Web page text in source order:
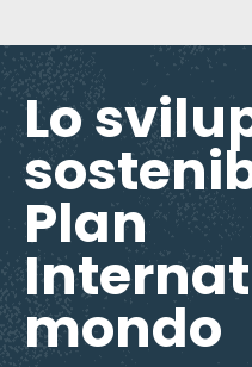
Lo
Plan
mondo